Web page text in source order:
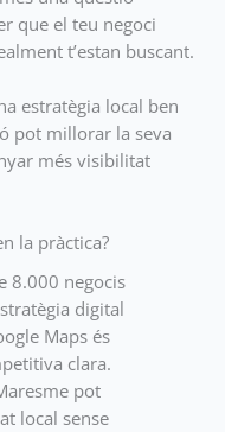
que el teu negoci
t’estan buscant.
estratègia local ben
pot millorar la seva
més visibilitat
la pràctica?
8.000 negocis
digital
Maps és
clara.
pot
local sense